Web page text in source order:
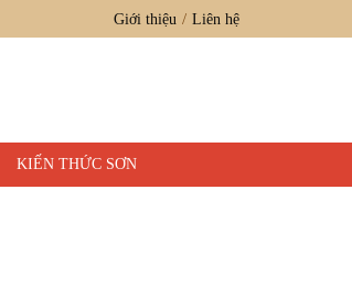
Giới thiệu Liên hệ
KIẾN THỨC SƠN